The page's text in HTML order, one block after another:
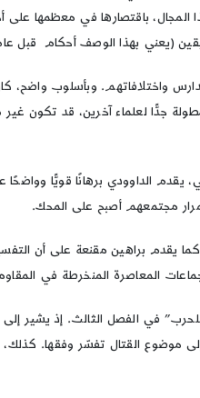
باقتصارها في معظمها على
1875م). والمعاصرين (منذ عام 1875 حتى يومنا
واختلافاتهم. وبأسلوب
جدًّا لعلماء آخرين، قد تكون
الداوودي برهانًا قويًّا وواضحًا
مجتمعهم أصبح على المحك.
يقدم براهين مقنعة على أن
المعاصرة المنخرطة في
في الفصل الثالث. إذ يشير
إلى موضوع القتال تفسّر وفقها.